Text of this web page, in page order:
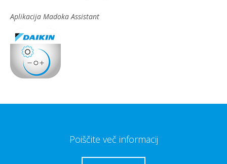
Aplikacija Madoka Assistant
Poiščite več informacij